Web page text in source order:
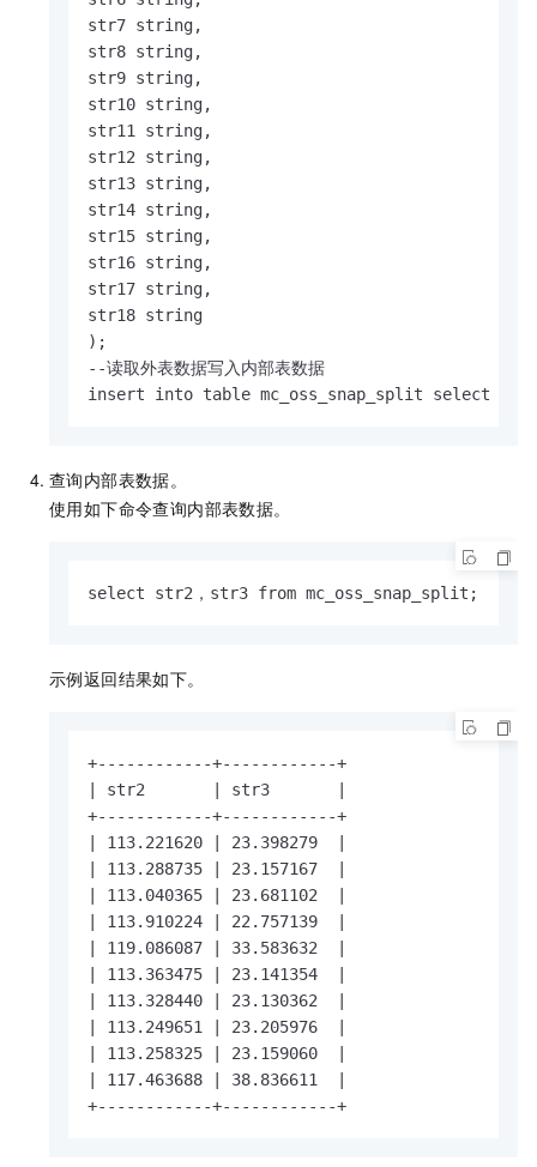
str7 string,
str8 string,
str9 string,
str10 string,
str11 string,
str12 string,
str13 string,
str14 string,
str15 string,
str16 string,
str17 string,
str18 string
);
--读取外表数据写入内部表数据
insert into table mc_oss_snap_split select *
查询内部表数据。
使用如下命令查询内部表数据。
select str2，str3 from mc_oss_snap_split;
示例返回结果如下。
+------------+------------+
| str2       | str3       |
+------------+------------+
| 113.221620 | 23.398279  |
| 113.288735 | 23.157167  |
| 113.040365 | 23.681102  |
| 113.910224 | 22.757139  |
| 119.086087 | 33.583632  |
| 113.363475 | 23.141354  |
| 113.328440 | 23.130362  |
| 113.249651 | 23.205976  |
| 113.258325 | 23.159060  |
| 117.463688 | 38.836611  |
+------------+------------+